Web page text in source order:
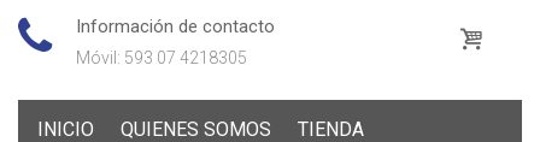
Información de contacto
Móvil: 593 07 4218305
INICIO QUIENES SOMOS TIENDA